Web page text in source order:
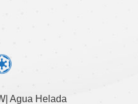
Agua Helada